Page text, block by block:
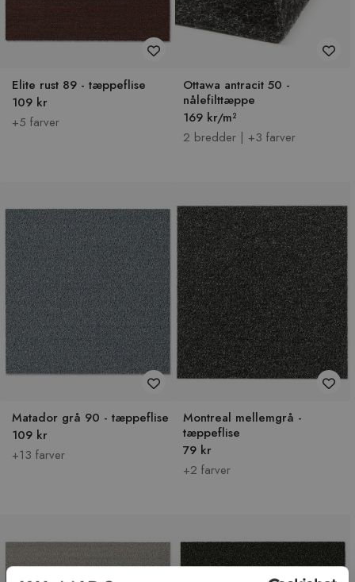
Elite rust 89 - tæppeflise
109 kr
+5 farver
Ottawa antracit 50 -
nålefilttæppe
169 kr/m²
2 bredder | +3 farver
Matador grå 90 - tæppeflise
109 kr
+13 farver
Montreal mellemgrå -
tæppeflise
79 kr
+2 farver